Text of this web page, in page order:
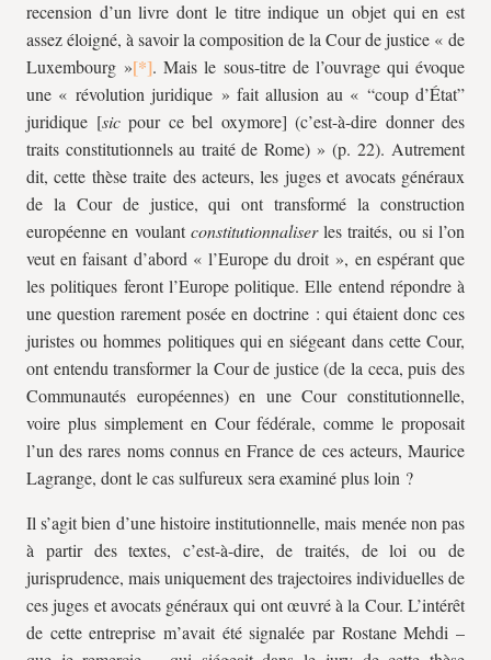
recension d’un livre dont le titre indique un objet qui en est
assez éloigné, à savoir la composition de la Cour de justice « de
Luxembourg »
. Mais le sous-titre de l’ouvrage qui évoque
une « révolution juridique » fait allusion au « “coup d’État”
juridique [sicpour ce bel oxymore] (c’est-à-dire donner des
traits constitutionnels au traité de Rome) » (p. 22). Autrement
dit, cette thèse traite des acteurs, les juges et avocats généraux
de la Cour de justice, qui ont transformé la construction
européenne en voulant constitutionnaliserles traités, ou si l’on
veut en faisant d’abord « l’Europe du droit », en espérant que
les politiques feront l’Europe politique. Elle entend répondre à
une question rarement posée en doctrine : qui étaient donc ces
juristes ou hommes politiques qui en siégeant dans cette Cour,
ont entendu transformer la Cour de justice (de la ceca, puis des
Communautés européennes) en une Cour constitutionnelle,
voire plus simplement en Cour fédérale, comme le proposait
l’un des rares noms connus en France de ces acteurs, Maurice
Lagrange, dont le cas sulfureux sera examiné plus loin ?
Il s’agit bien d’une histoire institutionnelle, mais menée non pas
à partir des textes, c’est-à-dire, de traités, de loi ou de
jurisprudence, mais uniquement des trajectoires individuelles de
ces juges et avocats généraux qui ont œuvré à la Cour. L’intérêt
de cette entreprise m’avait été signalée par Rostane Mehdi –